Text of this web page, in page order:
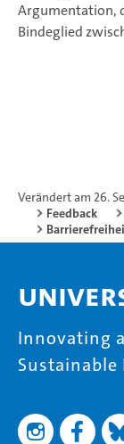
Argumentation,
Bindeglied
Verändert am 26.
Feedback
Innovating